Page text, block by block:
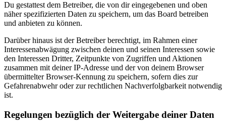
Du gestattest dem Betreiber, die von dir eingegebenen und oben
näher spezifizierten Daten zu speichern, um das Board betreiben
und anbieten zu können.
Darüber hinaus ist der Betreiber berechtigt, im Rahmen einer
Interessenabwägung zwischen deinen und seinen Interessen sowie
den Interessen Dritter, Zeitpunkte von Zugriffen und Aktionen
zusammen mit deiner IP-Adresse und der von deinem Browser
übermittelter Browser-Kennung zu speichern, sofern dies zur
Gefahrenabwehr oder zur rechtlichen Nachverfolgbarkeit notwendig
ist.
Regelungen bezüglich der Weitergabe deiner Daten